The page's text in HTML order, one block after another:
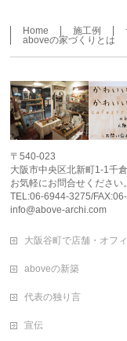
Home 施工例
aboveの家づくりとは
〒540-023
大阪市中央区北新町1-1千
お気軽にお問合せください。
TEL:06-6944-3275/
info@above-archi.com
大阪谷町で店舗・オフ
aboveの新築
代表の独り言
宣伝